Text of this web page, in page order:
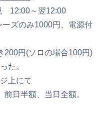
12:00～翌12:00
ズのみ1000円、電源付
円(ソロの場合100円)
た。
上にて
日半額、当日全額。